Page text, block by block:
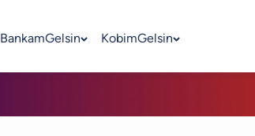
BankamGelsin KobimGelsin